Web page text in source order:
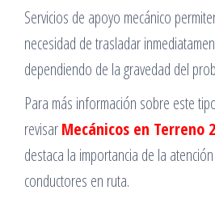
Servicios de apoyo mecánico
necesidad de trasladar
dependiendo de la gravedad del
Para más información sobre este
revisarMecánicos en Terreno
destaca la importancia de la
conductores en ruta.